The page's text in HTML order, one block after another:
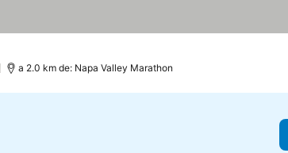
a 2.0 km de: Napa Valley Marathon